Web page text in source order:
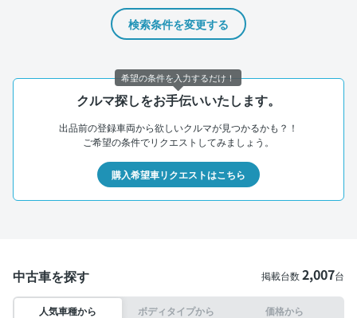
検索条件を変更する
クルマ探しをお手伝いいたします。
出品前の登録車両から欲しいクルマが見つかるかも？！
ご希望の条件でリクエストしてみましょう。
購入希望車リクエストはこちら
中古車を探す 掲載台数2,007台
人気車種から ボディタイプから 価格から
希望の条件を入力するだけ！